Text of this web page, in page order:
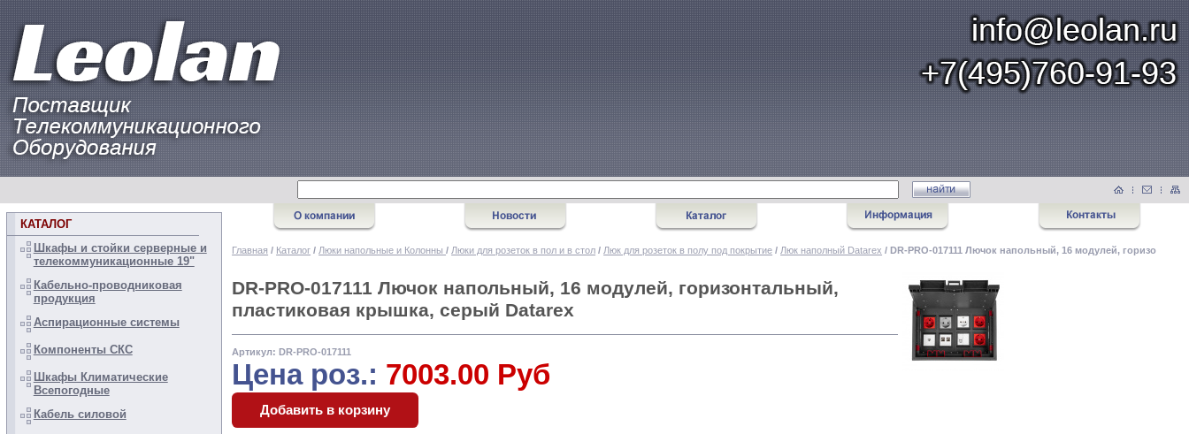
КАТАЛОГ
Шкафы и стойки серверные и
телекоммуникационные 19"
Кабельно-проводниковая
продукция
Аспирационные системы
Компоненты СКС
Шкафы Климатические
Всепогодные
Кабель силовой
Главная / Каталог / Люки напольные и Колонны/ Люки для розеток в пол и в стол / Люк для розеток в полу под покрытие / Люк наполный Datarex / DR-PRO-017111 Лючок напольный, 16 модулей, горизо
DR-PRO-017111 Лючок напольный, 16 модулей, горизонтальный,
пластиковая крышка, серый Datarex
Артикул: DR-PRO-017111
Цена роз.: 7003.00 Руб